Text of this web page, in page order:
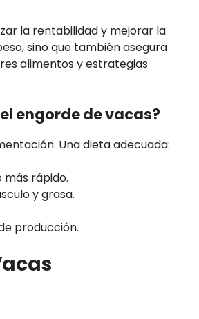
la rentabilidad y mejorar la
sino que también asegura
alimentos y estrategias
engorde de vacas?
Una dieta adecuada:
más rápido.
y grasa.
producción.